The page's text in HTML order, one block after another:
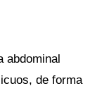
abdominal
de forma